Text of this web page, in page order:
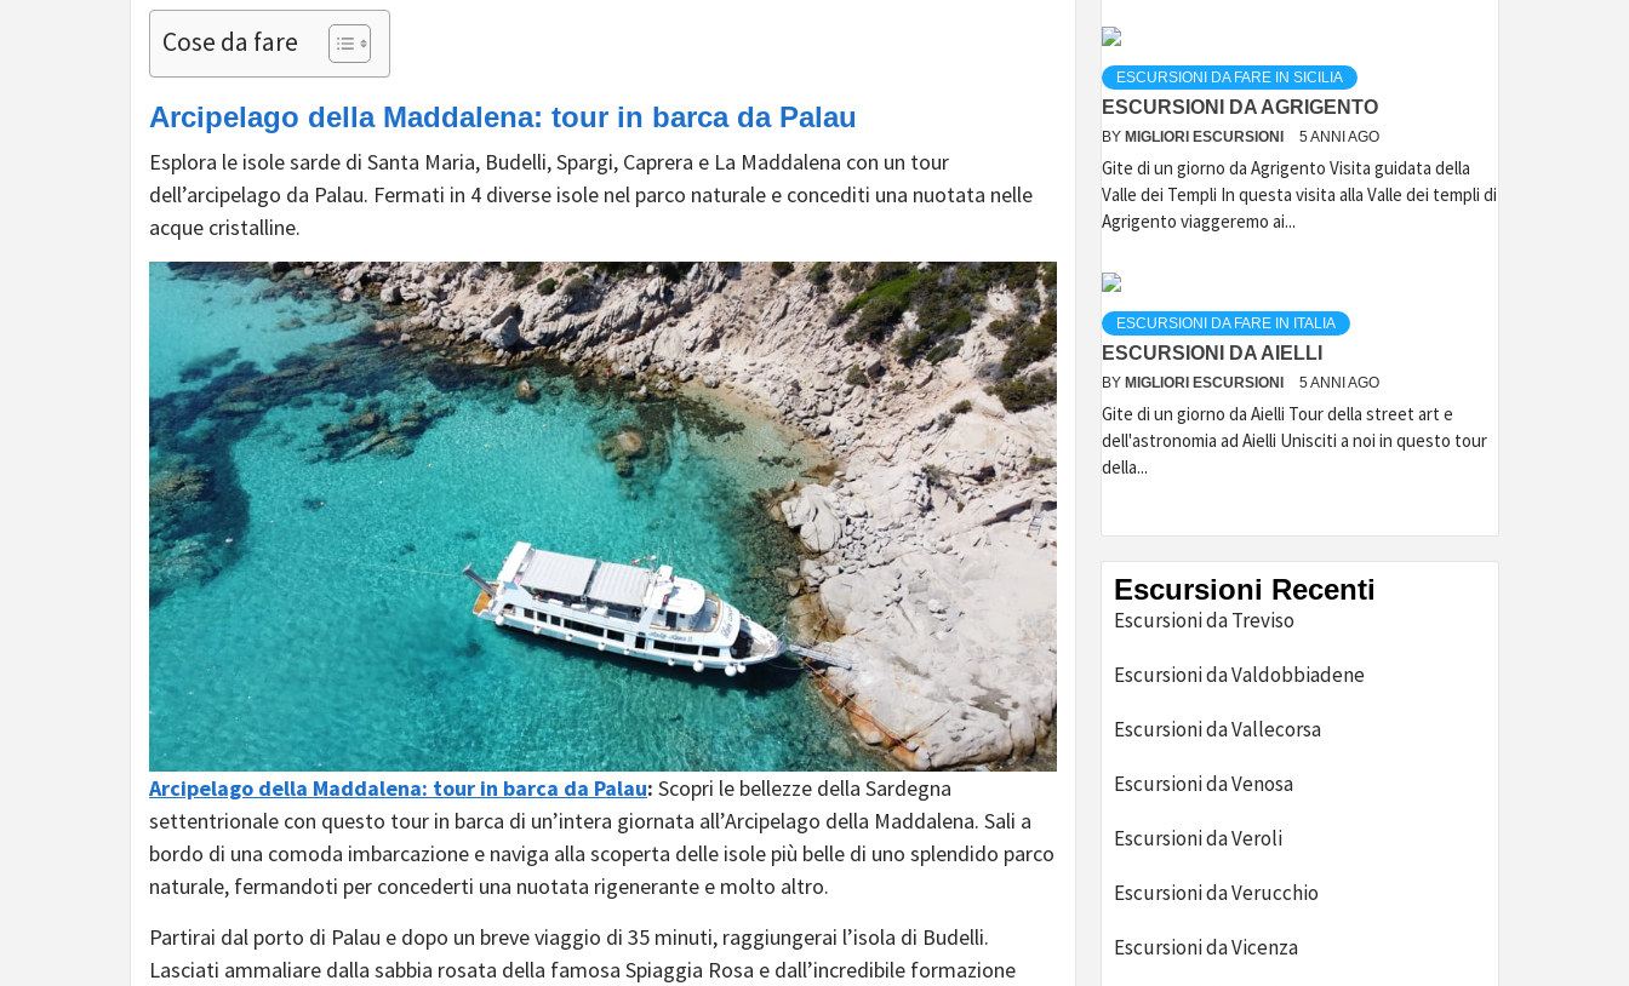
Cose da fare
Arcipelago della Maddalena: tour in barca da Palau
Esplora le isole sarde di Santa Maria, Budelli, Spargi, Caprera e La Maddalena con un tour
dell’arcipelago da Palau. Fermati in 4 diverse isole nel parco naturale e concediti una nuotata nelle
acque cristalline.
Arcipelago della Maddalena: tour in barca da Palau: Scopri le bellezze della Sardegna
settentrionale con questo tour in barca di un’intera giornata all’Arcipelago della Maddalena. Sali a
bordo di una comoda imbarcazione e naviga alla scoperta delle isole più belle di uno splendido parco
naturale, fermandoti per concederti una nuotata rigenerante e molto altro.
Partirai dal porto di Palau e dopo un breve viaggio di 35 minuti, raggiungerai l’isola di Budelli.
Lasciati ammaliare dalla sabbia rosata della famosa Spiaggia Rosa e dall’incredibile formazione
ESCURSIONI DA FARE IN SICILIA
ESCURSIONI DA AGRIGENTO
BY MIGLIORI ESCURSIONI 5 ANNI AGO
Gite di un giorno da Agrigento Visita guidata della
Valle dei Templi In questa visita alla Valle dei templi di
Agrigento viaggeremo ai...
ESCURSIONI DA FARE IN ITALIA
ESCURSIONI DA AIELLI
BY MIGLIORI ESCURSIONI 5 ANNI AGO
Gite di un giorno da Aielli Tour della street art e
dell'astronomia ad Aielli Unisciti a noi in questo tour
della...
Escursioni Recenti
Escursioni da Treviso
Escursioni da Valdobbiadene
Escursioni da Vallecorsa
Escursioni da Venosa
Escursioni da Veroli
Escursioni da Verucchio
Escursioni da Vicenza